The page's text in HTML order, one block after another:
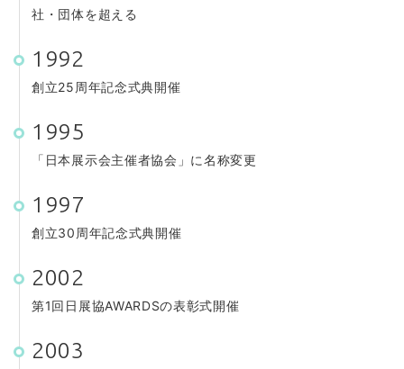
社・団体を超える
1992
創立25周年記念式典開催
1995
「日本展示会主催者協会」に名称変更
1997
創立30周年記念式典開催
2002
第1回日展協AWARDSの表彰式開催
2003